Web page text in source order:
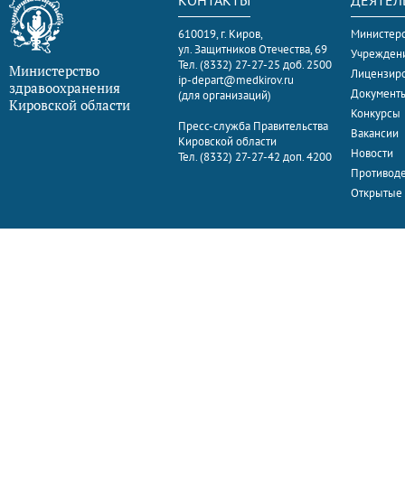
Министерство
здравоохранения
Кировской области
610019, г. Киров,
ул. Защитников Отечества, 69
Тел. (8332) 27-27-25 доб. 2500
ip-depart@medkirov.ru
(для организаций)
Пресс-служба Правительства
Кировской области
Тел. (8332) 27-27-42 доп. 4200
Конкурсы
Вакансии
Новости